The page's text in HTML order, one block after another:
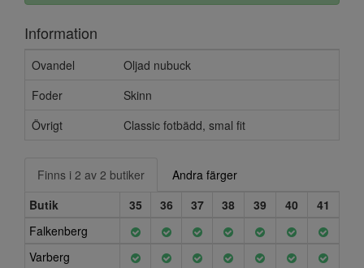
Information
Ovandel
Oljad nubuck
Foder
Skinn
Övrigt
Classic fotbädd, smal fit
Finns i 2 av 2 butiker
Andra färger
Butik
35 36 37 38 39 40
41
Falkenberg
Varberg